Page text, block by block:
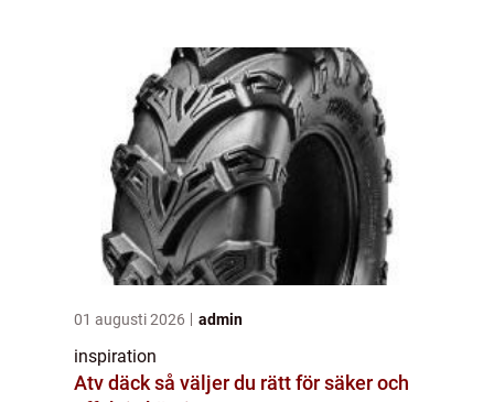
01 augusti 2026 admin
inspiration
Atv däck så väljer du rätt för säker och